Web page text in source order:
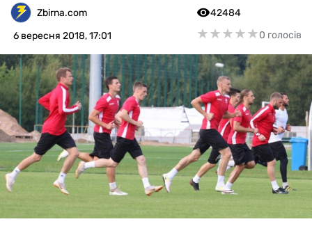
РІЗНЕ
БУКМЕКЕРИ
Zbirna.com
6 вересня 2018, 17:01
42484
★★★★★
★★★★★0 голосів